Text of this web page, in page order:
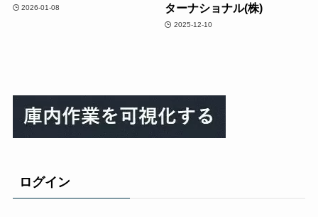
2026-01-08
ターナショナル(株)
2025-12-10
ログイン